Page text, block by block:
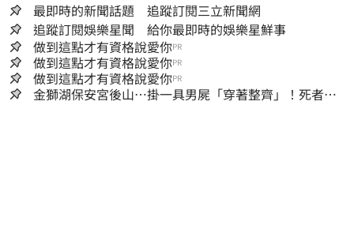
最即時的新聞話題 追蹤訂閱三立新聞網
追蹤訂閱娛樂星聞 給你最即時的娛樂星鮮事
做到這點才有資格說愛你PR
做到這點才有資格說愛你PR
做到這點才有資格說愛你PR
金獅湖保安宮後山…掛一具男屍「穿著整齊」！死者身